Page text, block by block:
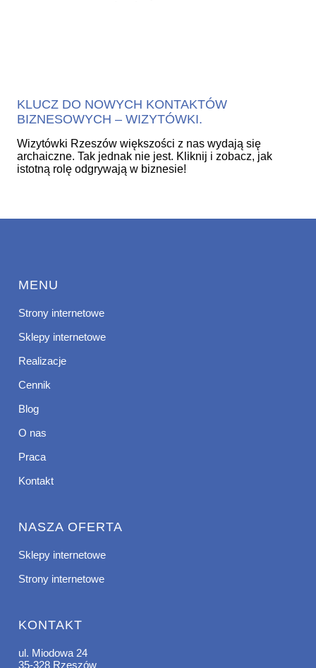
KLUCZ DO NOWYCH KONTAKTÓW
BIZNESOWYCH – WIZYTÓWKI.
Wizytówki Rzeszów większości z nas wydają się
archaiczne. Tak jednak nie jest. Kliknij i zobacz, jak
istotną rolę odgrywają w biznesie!
MENU
Strony internetowe
Sklepy internetowe
Realizacje
Cennik
Blog
O nas
Praca
Kontakt
NASZA OFERTA
Sklepy internetowe
Strony internetowe
KONTAKT
ul. Miodowa 24
35-328 Rzeszów